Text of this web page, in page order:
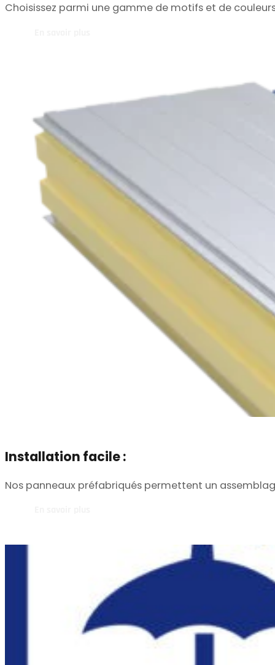
Choisissez parmi une gamme de motifs et de
Installation facile :
Nos panneaux préfabriqués permettent un